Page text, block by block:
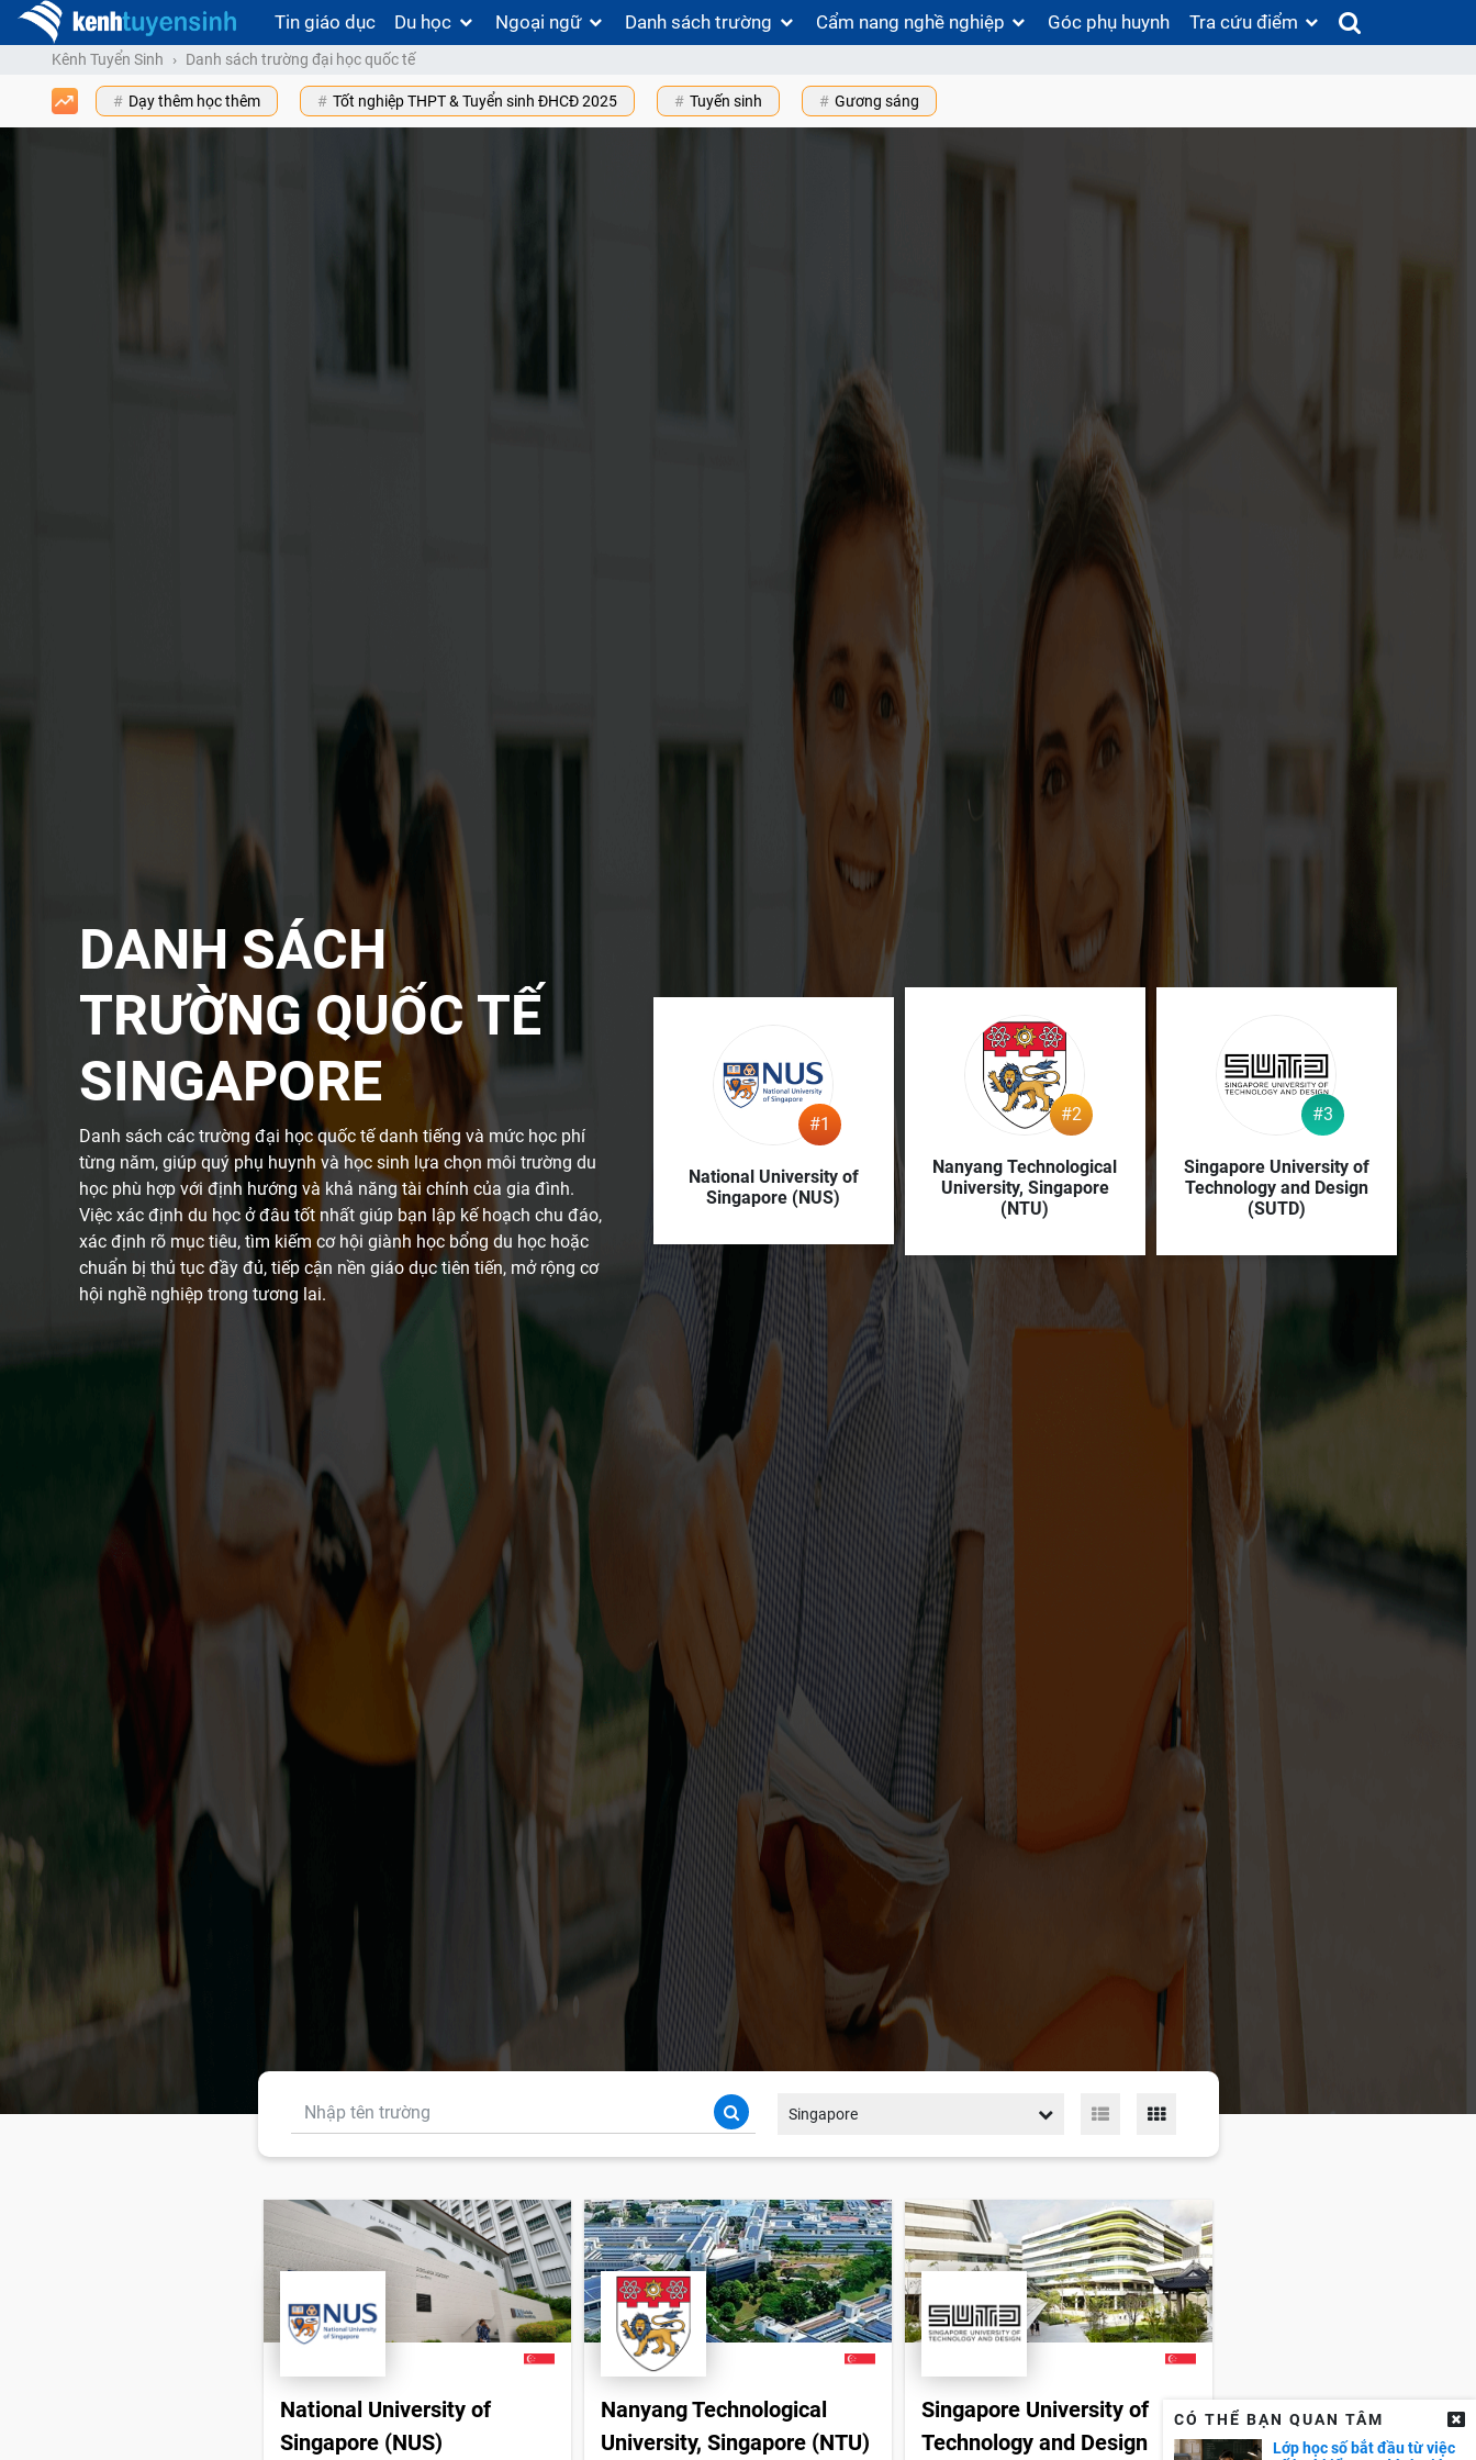
Tin giáo dục Du học Ngoại ngữ Danh sách trường Cẩm nang nghề nghiệp Góc phụ huynh Tra cứu điểm
Kênh Tuyển Sinh Danh sách trường đại học quốc tế
Dạy thêm học thêm Tốt nghiệp THPT & Tuyển sinh ĐHCĐ 2025 Tuyến sinh Gương sáng
DANH SÁCH
TRƯỜNG QUỐC TẾ
SINGAPORE
Danh sách các trường đại học quốc tế danh tiếng và mức học phí
từng năm, giúp quý phụ huynh và học sinh lựa chọn môi trường du
học phù hợp với định hướng và khả năng tài chính của gia đình.
Việc xác định du học ở đâu tốt nhất giúp bạn lập kế hoạch chu đáo,
xác định rõ mục tiêu, tìm kiếm cơ hội giành học bổng du học hoặc
chuẩn bị thủ tục đầy đủ, tiếp cận nền giáo dục tiên tiến, mở rộng cơ
hội nghề nghiệp trong tương lai.
#1
National University of
Singapore (NUS)
#2
Nanyang Technological
University, Singapore
(NTU)
#3
Singapore University of
Technology and Design
(SUTD)
Singapore
National University of
Singapore (NUS)
Nanyang Technological
University, Singapore (NTU)
Singapore University of
Technology and Design
CÓ THỂ BẠN QUAN TÂM
Lớp học số bắt đầu từ việc